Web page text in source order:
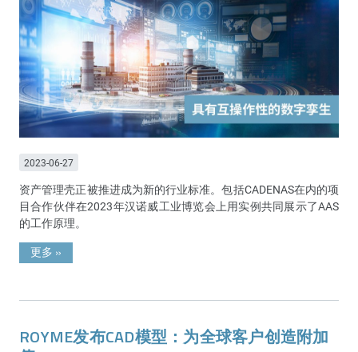
2023-06-27
资产管理壳正被推进成为新的行业标准。包括CADENAS在内的项
目合作伙伴在2023年汉诺威工业博览会上用实例共同展示了AAS
的工作原理。
更多 »
ROYME发布CAD模型：为全球客户创造附加